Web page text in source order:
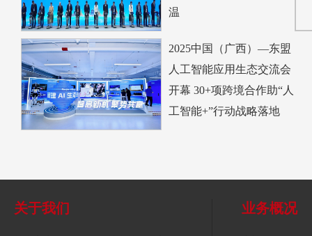
温
2025中国（广西）—东盟
人工智能应用生态交流会
开幕 30+项跨境合作助“人
工智能+”行动战略落地
关于我们 业务概况